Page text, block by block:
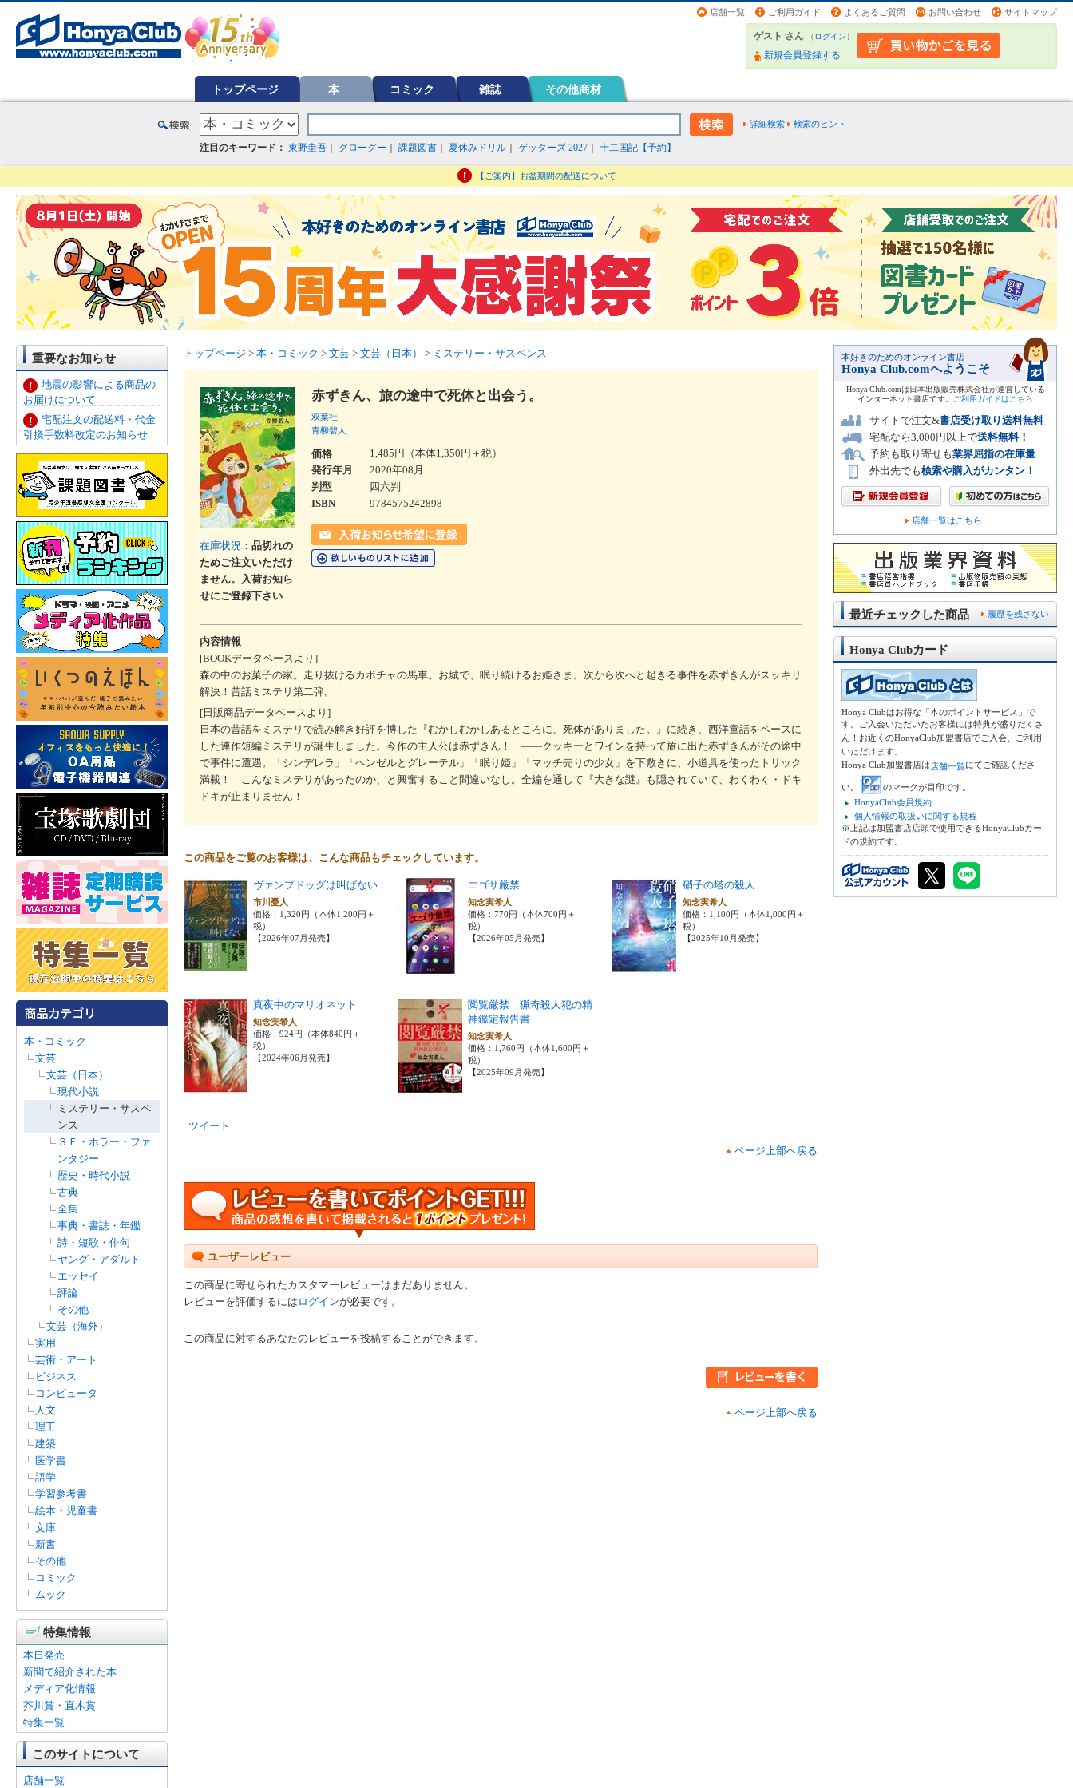
店舗一覧 ご利用ガイド よくあるご質問 お問い合わせ サイトマップ
ゲスト さん （ログイン）
新規会員登録する
トップページ 本 コミック 雑誌 その他商材
詳細検索 検索のヒント
注目のキーワード： 東野圭吾 グローグー 課題図書 夏休みドリル ゲッターズ 2027 十二国記【予約】
【ご案内】お盆期間の配送について
重要なお知らせ
地震の影響による商品の
お届けについて
宅配注文の配送料・代金
引換手数料改定のお知らせ
本・コミック
文芸
文芸（日本）
現代小説
ミステリー・サスペ
ンス
ＳＦ・ホラー・ファ
ンタジー
歴史・時代小説
古典
全集
事典・書誌・年鑑
詩・短歌・俳句
ヤング・アダルト
エッセイ
評論
その他
文芸（海外）
実用
芸術・アート
ビジネス
コンピュータ
人文
理工
建築
医学書
語学
学習参考書
絵本・児童書
文庫
新書
その他
コミック
ムック
特集情報
本日発売
新聞で紹介された本
メディア化情報
芥川賞・直木賞
特集一覧
このサイトについて
店舗一覧
トップページ > 本・コミック > 文芸 > 文芸（日本） > ミステリー・サスペンス
在庫状況 ：品切れの
ためご注文いただけ
ません。入荷お知ら
せにご登録下さい
赤ずきん、旅の途中で死体と出会う。
双葉社
青柳碧人
価格
1,485円（本体1,350円＋税）
発行年月
2020年08月
判型
四六判
ISBN
9784575242898
内容情報
[BOOKデータベースより]
森の中のお菓子の家。走り抜けるカボチャの馬車。お城で、眠り続けるお姫さま。次から次へと起きる事件を赤ずきんがスッキリ
解決！昔話ミステリ第二弾。
[日販商品データベースより]
日本の昔話をミステリで読み解き好評を博した『むかしむかしあるところに、死体がありました。』に続き、西洋童話をベースに
した連作短編ミステリが誕生しました。今作の主人公は赤ずきん！ ――クッキーとワインを持って旅に出た赤ずきんがその途中
で事件に遭遇。「シンデレラ」「ヘンゼルとグレーテル」「眠り姫」「マッチ売りの少女」を下敷きに、小道具を使ったトリック
満載！ こんなミステリがあったのか、と興奮すること間違いなし。全編を通して『大きな謎』も隠されていて、わくわく・ドキ
ドキが止まりません！
この商品をご覧のお客様は、こんな商品もチェックしています。
ヴァンプドッグは叫ばない
市川憂人
価格：1,320円（本体1,200円＋
税）
【2026年07月発売】
エゴサ厳禁
知念実希人
価格：770円（本体700円＋
税）
【2026年05月発売】
硝子の塔の殺人
知念実希人
価格：1,100円（本体1,000円＋
税）
【2025年10月発売】
真夜中のマリオネット
知念実希人
価格：924円（本体840円＋
税）
【2024年06月発売】
閲覧厳禁 猟奇殺人犯の精
神鑑定報告書
知念実希人
価格：1,760円（本体1,600円＋
税）
【2025年09月発売】
ツイート
ページ上部へ戻る
ユーザーレビュー
この商品に寄せられたカスタマーレビューはまだありません。
レビューを評価するには ログインが必要です。
この商品に対するあなたのレビューを投稿することができます。
ページ上部へ戻る
本好きのためのオンライン書店
Honya Club.comへようこそ
Honya Club.comは日本出版販売株式会社が運営している
インターネット書店です。
ご利用ガイドはこちら
サイトで注文&書店受け取り送料無料
宅配なら3,000円以上で送料無料！
予約も取り寄せも業界屈指の在庫量
外出先でも検索や購入がカンタン！
店舗一覧はこちら
履歴を残さない
最近チェックした商品
Honya Clubカード
Honya Clubはお得な「本のポイントサービス」で
す。ご入会いただいたお客様には特典が盛りだくさ
ん！お近くのHonyaClub加盟書店でご入会、ご利用
いただけます。
Honya Club加盟書店は店舗一覧にてご確認くださ
い。
のマークが目印です。
HonyaClub会員規約
個人情報の取扱いに関する規程
※上記は加盟書店店頭で使用できるHonyaClubカー
ドの規約です。